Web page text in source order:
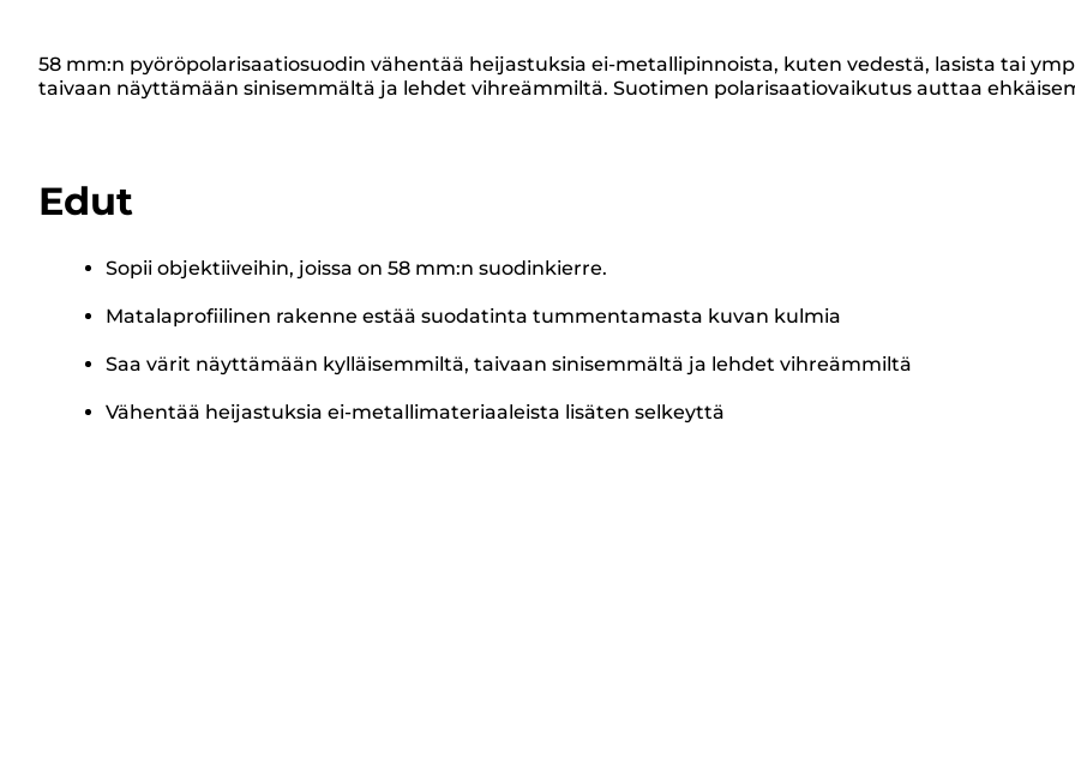
58 mm:n pyöröpolarisaatiosuodin vähentää heijastuksia ei-metallipinnoista, kuten vedestä, lasista tai
taivaan näyttämään sinisemmältä ja lehdet vihreämmiltä. Suotimen polarisaatiovaikutus auttaa
Edut
Sopii objektiiveihin, joissa on 58 mm:n suodinkierre.
Matalaprofiilinen rakenne estää suodatinta tummentamasta kuvan kulmia
Saa värit näyttämään kylläisemmiltä, taivaan sinisemmältä ja lehdet vihreämmiltä
Vähentää heijastuksia ei-metallimateriaaleista lisäten selkeyttä